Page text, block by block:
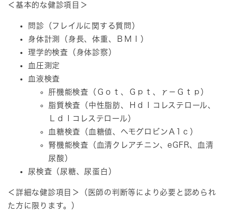
＜基本的な健診項目＞
問診（フレイルに関する質問）
身体計測（身長、体重、ＢＭＩ）
理学的検査（身体診察）
血圧測定
血液検査
肝機能検査（Ｇｏｔ、Ｇｐｔ、γ－Ｇｔｐ）
脂質検査（中性脂肪、Ｈｄｌコレステロール、
Ｌｄｌコレステロール）
血糖検査（血糖値、ヘモグロビンＡ1ｃ）
腎機能検査（血清クレアチニン、eGFR、血清
尿酸）
尿検査（尿糖、尿蛋白）
＜詳細な健診項目＞（医師の判断等により必要と認められ
た方に限ります。）